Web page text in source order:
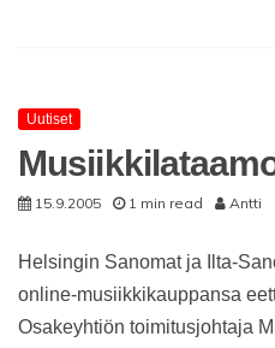
Uutiset
15.9.2005 1 min read Antti
Helsingin Sanomat ja Ilta-
online-musiikkikauppansa
Osakeyhtiön toimitusjohtaja